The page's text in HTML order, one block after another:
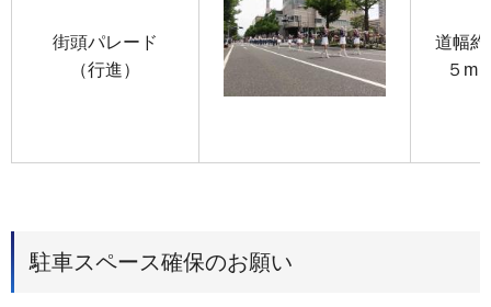
街頭パレード
（行進）
道幅約
５m
駐車スペース確保のお願い